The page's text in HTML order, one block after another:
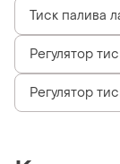
Тиск палива
Регулятор
Регулятор